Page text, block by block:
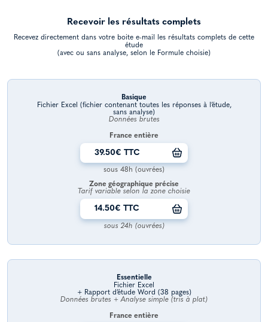
Recevoir les résultats complets
Recevez directement dans votre boite e-mail les résultats complets de cette
étude
(avec ou sans analyse, selon le Formule choisie)
Basique
Fichier Excel (fichier contenant toutes les réponses à l’étude,
sans analyse)
Données brutes
France entière
39.50€ TTC
sous 48h (ouvrées)
Zone géographique précise
Tarif variable selon la zone choisie
14.50€ TTC
sous 24h (ouvrées)
Essentielle
Fichier Excel
+ Rapport d’étude Word (38 pages)
Données brutes + Analyse simple (tris à plat)
France entière